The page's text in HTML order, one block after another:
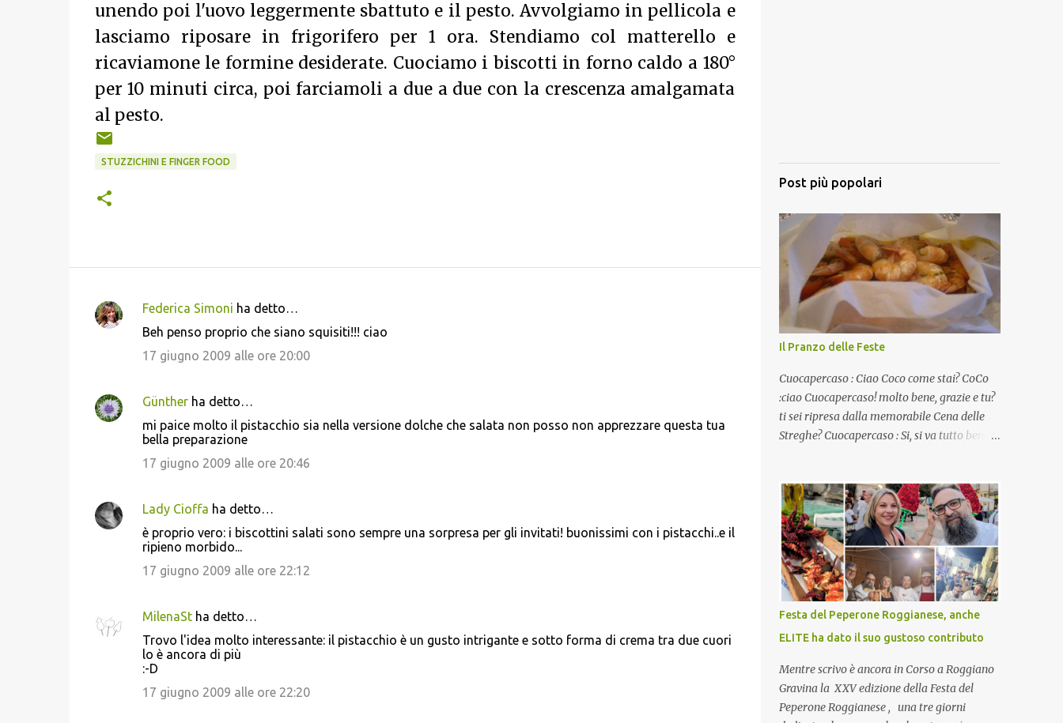
unendo poi l'uovo leggermente sbattuto e il pesto. Avvolgiamo in pellicola e
lasciamo riposare in frigorifero per 1 ora. Stendiamo col matterello e
ricaviamone le formine desiderate. Cuociamo i biscotti in forno caldo a 180°
per 10 minuti circa, poi farciamoli a due a due con la crescenza amalgamata
al pesto.
STUZZICHINI E FINGER FOOD
C
e
Federica Simoni ha detto…
Beh penso proprio che siano squisiti!!! ciao
17 giugno 2009 alle ore 20:00
Güntherha detto…
mi paice molto il pistacchio sia nella versione dolche che salata non posso non apprezzare questa tua
bella preparazione
17 giugno 2009 alle ore 20:46
Lady Cioffa ha detto…
è proprio vero: i biscottini salati sono sempre una sorpresa per gli invitati! buonissimi con i pistacchi..e il
ripieno morbido...
17 giugno 2009 alle ore 22:12
MilenaStha detto…
Trovo l'idea molto interessante: il pistacchio è un gusto intrigante e sotto forma di crema tra due cuori
lo è ancora di più
:-D
17 giugno 2009 alle ore 22:20
Post più popolari
Il Pranzo delle Feste
Cuocapercaso : Ciao Coco come stai? CoCo
:ciao Cuocapercaso! molto bene, grazie e tu?
ti sei ripresa dalla memorabile Cena delle
Streghe? Cuocapercaso : Si, si va tutto bene…
virtuale! CoCo : Eh già!! E adesso con le feste
che arrivano chissà che mangiate…a
proposito Cuoca cosa prepari domenica per
pranzo, racconta un po'! Perchè io avrò ospiti
e cerco degli spunti... Cuocapercaso : A dire il
vero domenica prossima non preparo nulla
perché vado al Pranzo Aziendale di fine
anno organizzato dai mie capi! CoCo :
Pranzo aziendale? Una bella idea!
Cuocapercaso : si, è un modo per riunirsi
tutti a fine anno e tirare le somme…
naturalmente mangiando tutti insieme, con
grande convivialità! CoCo : è naturale il cibo,
Festa del Peperone Roggianese, anche
ELITE ha dato il suo gustoso contributo
Mentre scrivo è ancora in Corso a Roggiano
Gravina la XXV edizione della Festa del
Peperone Roggianese , una tre giorni